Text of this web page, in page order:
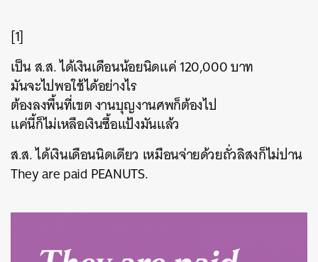
[1]
เป็น ส.ส. ได้เงินเดือนน้อยนิดแค่ 120,000 บาท
มันจะไปพอใช้ได้อย่างไร
ต้องลงพื้นที่เขต งานบุญงานศพก็ต้องไป
แค่นี้ก็ไม่เหลือเงินซื้อแป้งมันแล้ว
ส.ส. ได้เงินเดือนนิดเดียว เหมือนจ่ายด้วยถั่วลิสงก็ไม่ปาน
They are paid PEANUTS.